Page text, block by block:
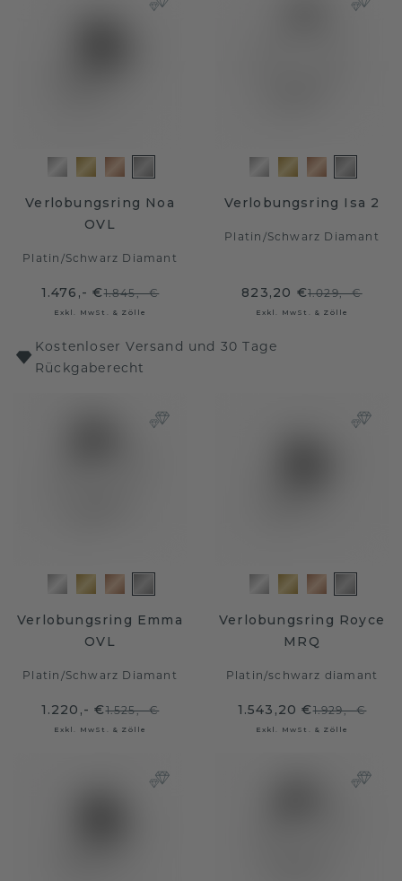
Verlobungsring Noa
OVL
Platin /Schwarz Diamant
1.476,- €1.845,- €
Exkl. MwSt. & Zölle
Verlobungsring Isa 2
Platin /Schwarz Diamant
823,20 €1.029,- €
Exkl. MwSt. & Zölle
Kostenloser Versand und 30 Tage
Rückgaberecht
Verlobungsring Emma
OVL
Platin /Schwarz Diamant
1.220,- €1.525,- €
Exkl. MwSt. & Zölle
Verlobungsring Royce
MRQ
Platin/schwarz diamant
1.543,20 €1.929,- €
Exkl. MwSt. & Zölle